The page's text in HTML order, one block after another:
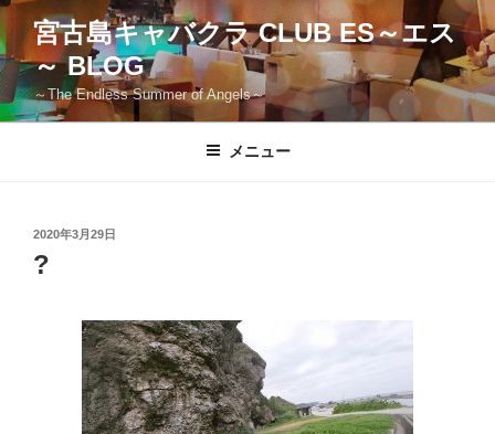
コ
ン
テ
ン
ツ
宮古島キャバクラ CLUB ES～エス
～ BLOG
～The Endless Summer of Angels～
メニュー
投
稿
日:
2020年3月29日
?